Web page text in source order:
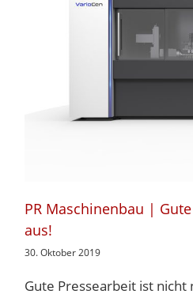
PR Maschinenbau |
aus!
30. Oktober 2019
Gute Pressearbeit ist nicht